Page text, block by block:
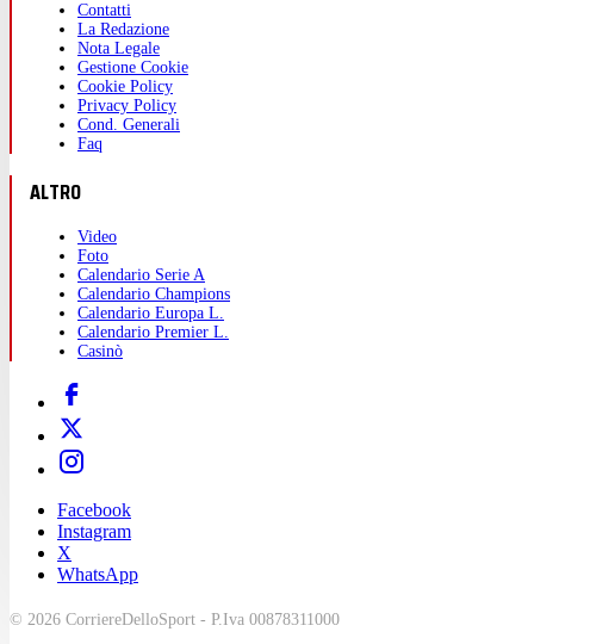
Contatti
La Redazione
Nota Legale
Gestione Cookie
Cookie Policy
Privacy Policy
Cond. Generali
Faq
ALTRO
Video
Foto
Calendario Serie A
Calendario Champions
Calendario Europa L.
Calendario Premier L.
Casinò
Facebook
Instagram
X
WhatsApp
© 2026 CorriereDelloSport - P.Iva 00878311000